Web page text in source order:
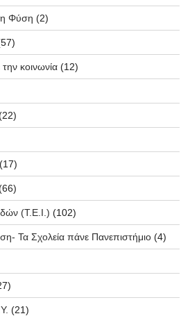
Φύση (2)
κοινωνία (12)
(17)
(T.E.I.) (102)
Τα Σχολεία πάνε Πανεπιστήμιο (4)
(21)